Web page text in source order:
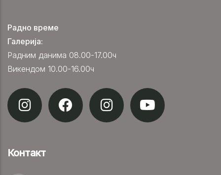
Радно време
Галерија:
Радним данима 08.00-17.00ч
Викендом 10.00-16.00ч
Контакт